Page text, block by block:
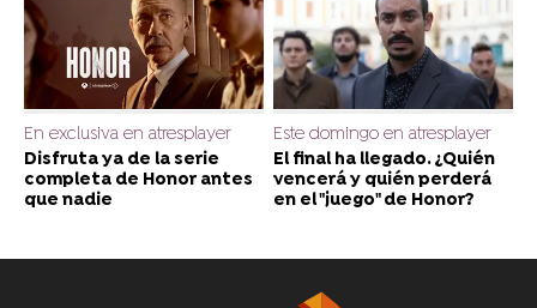
En exclusiva en atresplayer
Disfruta ya de la serie
completa de Honor antes
que nadie
Este domingo en atresplayer
El final ha llegado. ¿Quién
vencerá y quién perderá
en el "juego" de Honor?